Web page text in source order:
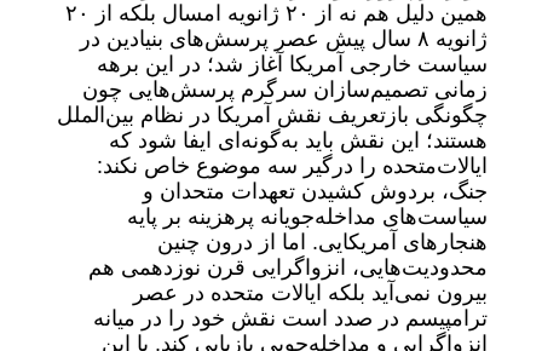
همین دلیل هم نه از ۲۰ ژانویه امسال بلکه از ۲۰
ژانویه ۸ سال پیش عصر پرسش‌های بنیادین در
سیاست خارجی آمریکا آغاز شد؛ در این برهه
زمانی تصمیم‌سازان سرگرم پرسش‌هایی چون
چگونگی بازتعریف نقش آمریکا در نظام بین‌الملل
هستند؛ این نقش باید به‌گونه‌ای ایفا شود که
ایالات‌متحده را درگیر سه موضوع خاص نکند:
جنگ، بردوش کشیدن تعهدات متحدان و
سیاست‌های مداخله‌جویانه پرهزینه بر پایه
هنجارهای آمریکایی. اما از درون چنین
محدودیت‌هایی، انزواگرایی قرن نوزدهمی هم
بیرون نمی‌آید بلکه ایالات متحده در عصر
ترامپیسم در صدد است نقش خود را در میانه
انزواگرایی و مداخله‌جویی بازیابی کند. با این